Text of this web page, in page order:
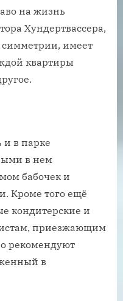
на жизнь
Хундертвассера,
имеет
квартиры
в парке
в нем
бабочек и
Кроме того ещё
кондитерские и
приезжающим
рекомендуют
в